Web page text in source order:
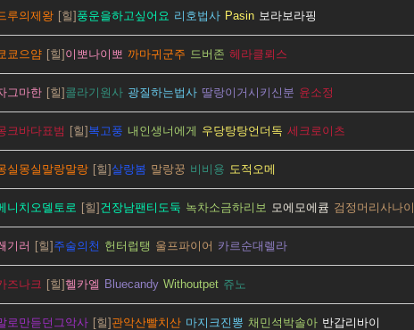
루의제왕 풍운을하고싶어요 리호법사 Pasin 보라보라핑
쿄으얌 이뽀나이뽀 까마귀군주 드버존 헤라클뢰스
그마한 콜라기원사 광질하는법사 딸랑이거시키신분 윤소정
크바다표범 복고풍 내인생너에게 우당탕탕언더독 세크로이츠
실몽실말랑말랑 살랑봄 말랑꿍 비비용 도적오메
니치오델토로 건장남팬티도둑 녹차소금하리보 모에모에큠 검정머리사나이
기러 주술의천 헌터럽탱 울프파이어 카르순대렐라
즈나크 헬카엘 Bluecandy Withoutpet 쥬노
로만듣던그악사 관악산빨치산 마지크진뽕 채민석박솔아 반갑리바이